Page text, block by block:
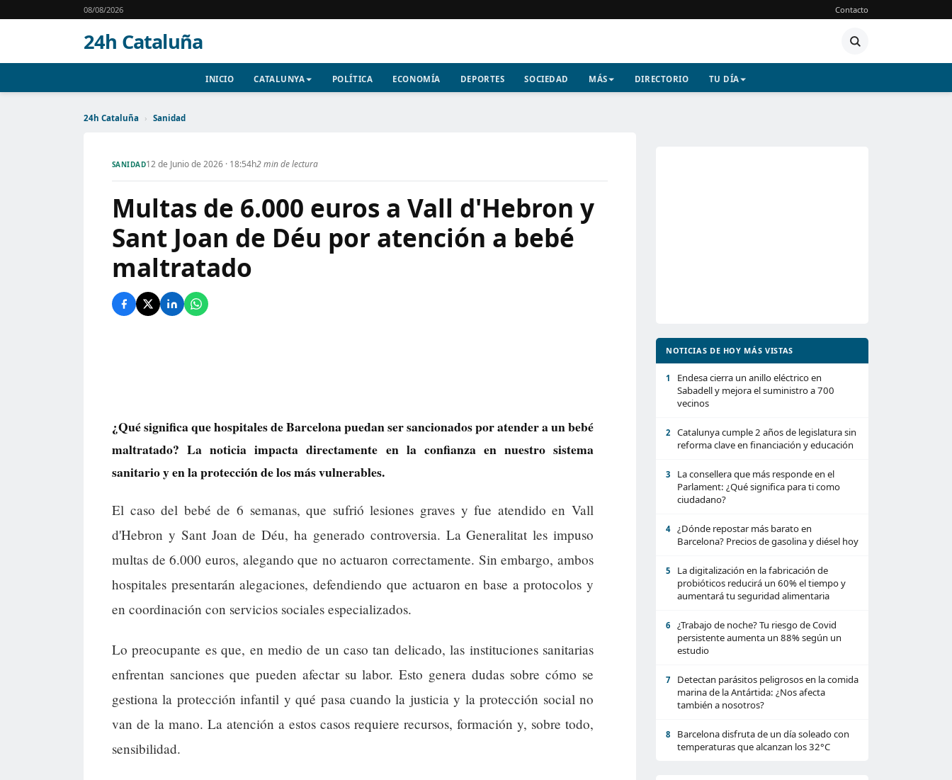
08/08/2026 Contacto
24h Cataluña
INICIO CATALUNYA POLÍTICA ECONOMÍA DEPORTES SOCIEDAD MÁS DIRECTORIO TU DÍA
24h Cataluña › Sanidad
SANIDAD12 de Junio de 2026 · 18:54h2 min de lectura
Multas de 6.000 euros a Vall d'Hebron y
Sant Joan de Déu por atención a bebé
maltratado
¿Qué significa que hospitales de Barcelona puedan ser sancionados por atender a un bebé
maltratado? La noticia impacta directamente en la confianza en nuestro sistema
sanitario y en la protección de los más vulnerables.
El caso del bebé de 6 semanas, que sufrió lesiones graves y fue atendido en Vall
d'Hebron y Sant Joan de Déu, ha generado controversia. La Generalitat les impuso
multas de 6.000 euros, alegando que no actuaron correctamente. Sin embargo, ambos
hospitales presentarán alegaciones, defendiendo que actuaron en base a protocolos y
en coordinación con servicios sociales especializados.
Lo preocupante es que, en medio de un caso tan delicado, las instituciones sanitarias
enfrentan sanciones que pueden afectar su labor. Esto genera dudas sobre cómo se
gestiona la protección infantil y qué pasa cuando la justicia y la protección social no
van de la mano. La atención a estos casos requiere recursos, formación y, sobre todo,
sensibilidad.
NOTICIAS DE HOY MÁS VISTAS
1
Endesa cierra un anillo eléctrico en
Sabadell y mejora el suministro a 700
vecinos
2
Catalunya cumple 2 años de legislatura sin
reforma clave en financiación y educación
3
La consellera que más responde en el
Parlament: ¿Qué significa para ti como
ciudadano?
4
¿Dónde repostar más barato en
Barcelona? Precios de gasolina y diésel hoy
5
La digitalización en la fabricación de
probióticos reducirá un 60% el tiempo y
aumentará tu seguridad alimentaria
6
¿Trabajo de noche? Tu riesgo de Covid
persistente aumenta un 88% según un
estudio
7
Detectan parásitos peligrosos en la comida
marina de la Antártida: ¿Nos afecta
también a nosotros?
8
Barcelona disfruta de un día soleado con
temperaturas que alcanzan los 32°C